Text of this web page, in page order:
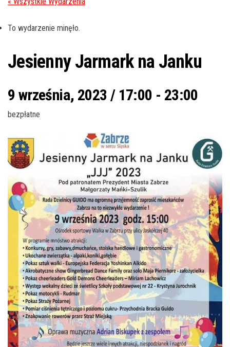
To wydarzenie minęło.
Jesienny Jarmark na Janku
9 września, 2023 / 17:00 - 23:00
bezpłatne